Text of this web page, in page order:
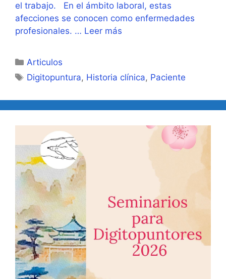
el trabajo. En el ámbito laboral, estas
afecciones se conocen como enfermedades
profesionales. … Leer más
Categorías
Articulos
Etiquetas
Digitopuntura, Historia clínica, Paciente